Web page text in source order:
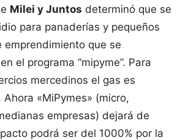
Milei y Juntos determinó que se
para panaderías y pequeños
emprendimiento que se
el programa “mipyme”. Para
mercedinos el gas es
«MiPymes» (micro,
empresas) dejará de
podrá ser del 1000% por la